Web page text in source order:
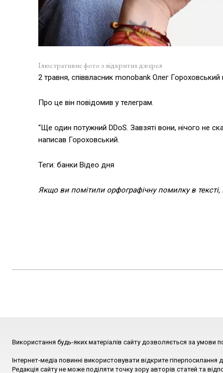
Ілюстративне фото з відкритих джерел
2 травня, співвласник monobank Олег
Про це він повідомив у телеграм.
“Ще один потужний DDoS. Завзяті вони, нічого не
написав Гороховський.
Теги: банки Відео дня
Якщо ви помітили орфографічну помилку в тексті,
Використання будь-яких матеріалів сайту дозволяється за умови
Інтернет-медіа повинні використовувати відкрите
Редакція сайту не може поділяти точку зору авторів статей та